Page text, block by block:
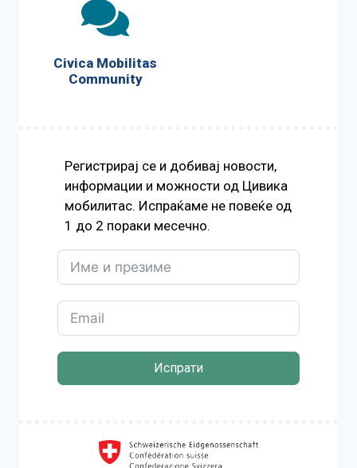
Civica Mobilitas
Community
Регистрирај се и добивај новости,
информации и можности од Цивика
мобилитас. Испраќаме не повеќе од
1 до 2 пораки месечно.
Испрати